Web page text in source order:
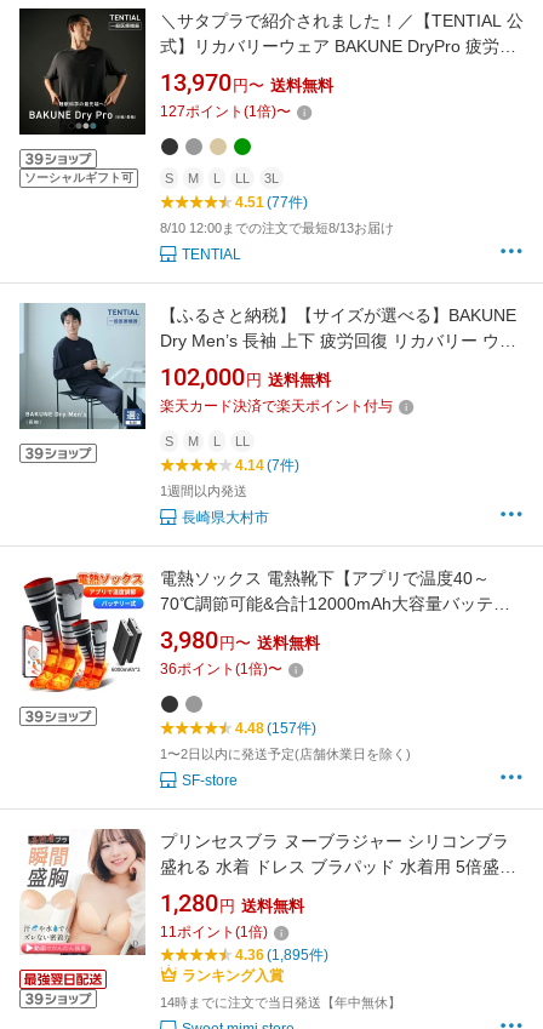
ソーシャルギフト可
＼サタプラで紹介されました！／【TENTIAL 公
式】リカバリーウェア BAKUNE DryPro 疲労回
復パジャマ リカバリーパジャマ ユニセックス
半袖 長袖 リカバリー 疲労回復ウェア パジャマ
バクネ 部屋着 健康 プレゼント ギフト 一般医療
機器 リカバリーウェア ギフト 夏用
13,970 円〜 送料無料
127ポイント (1倍)〜
S M L LL 3L
4.51(77件)
8/10 12:00までの注文で最短8/13お届け
TENTIAL
【ふるさと納税】【サイズが選べる】BAKUNE
Dry Men’s 長袖 上下 疲労回復 リカバリー ウェ
ア 【 ネイビー / S〜XLサイズ 】 / テンシャ
ル bakune パジャマ リカバリーウェア 疲労回
復 スウェット / 大村市 / 株式会社
TENTIAL[ACAD041]
102,000 円 送料無料
楽天カード決済で楽天ポイント付与
S M L LL
4.14(7件)
1週間以内発送
長崎県大村市
電熱ソックス 電熱靴下【アプリで温度40～
70℃調節可能&合計12000mAh大容量バッテリ
ー付き】4段階温度調節 APP制御 USB充電式 ス
キーソックス バッテリー式暖房靴下 速暖 水洗
い可 メンズ レディース 防寒グッズ
3,980 円〜 送料無料
36ポイント (1倍)〜
4.48(157件)
1〜2日以内に発送予定(店舗休業日を除く)
SF-store
プリンセスブラ ヌーブラジャー シリコンブラ
盛れる 水着 ドレス ブラパッド 水着用 5倍盛り
ビーチ ボリュームアップ ドレス用 強粘着力 ブ
ライダル 海 コスプレ
1,280 円 送料無料
11ポイント (1倍)
4.36(1,895件)
ランキング入賞
14時までに注文で当日発送【年中無休】